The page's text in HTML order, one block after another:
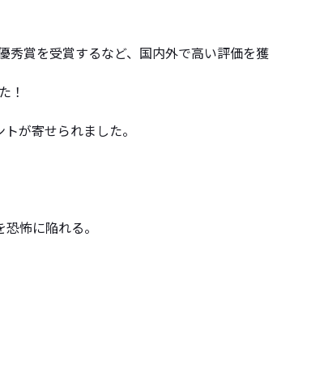
秀賞を受賞するなど、国内外で高い評価を獲
！
が寄せられました。
怖に陥れる。